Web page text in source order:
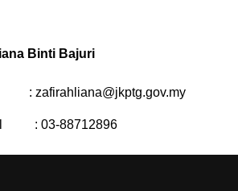
Binti Bajuri
: zafirahliana@jkptg.gov.my
88712896